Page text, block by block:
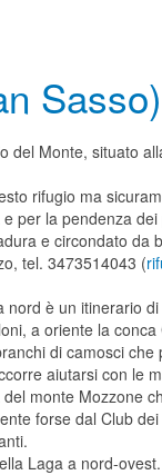
Sasso)
del Monte, situato
rifugio ma
per la pendenza
e circondato
tel. 3473514043 (
è un itinerario
a oriente la
di camosci
aiutarsi con le
monte Mozzone
forse dal Club
Laga a nord-ovest.